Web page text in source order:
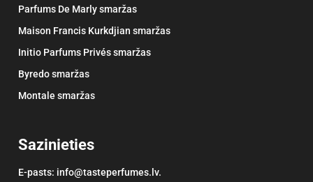
Parfums De Marly smaržas
Maison Francis Kurkdjian smaržas
Initio Parfums Privés smaržas
Byredo smaržas
Montale smaržas
Sazinieties
E-pasts: info@tasteperfumes.lv.